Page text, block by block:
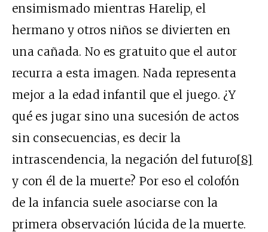
ensimismado mientras Harelip, el
hermano y otros niños se divierten en
una cañada. No es gratuito que el autor
recurra a esta imagen. Nada representa
mejor a la edad infantil que el juego. ¿Y
qué es jugar sino una sucesión de actos
sin consecuencias, es decir la
intrascendencia, la negación del futuro[8]
y con él de la muerte? Por eso el colofón
de la infancia suele asociarse con la
primera observación lúcida de la muerte.